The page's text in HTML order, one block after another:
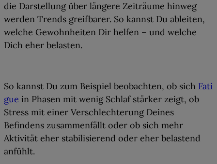
die Darstellung über längere Zeiträume hinweg
werden Trends greifbarer. So kannst Du ableiten,
welche Gewohnheiten Dir helfen – und welche
Dich eher belasten.
So kannst Du zum Beispiel beobachten, ob sich Fati
gue in Phasen mit wenig Schlaf stärker zeigt, ob
Stress mit einer Verschlechterung Deines
Befindens zusammenfällt oder ob sich mehr
Aktivität eher stabilisierend oder eher belastend
anfühlt.